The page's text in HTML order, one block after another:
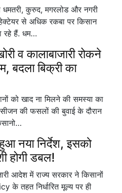
कुरुद, मगरलोड और नगरी
से अधिक रकबा पर किसान
रहे हैं. धम…
व कालाबाजारी रोकने
बदला बिक्री का
को खाद ना मिलने की समस्या का
की फसलों की बुवाई के दौरान
नया निर्देश, इसको
होगी डबल!
आदेश में राज्य सरकार ने किसानों
तहत निर्धारित मूल्य पर ही